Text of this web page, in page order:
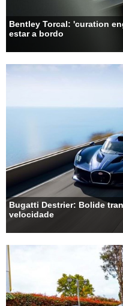
Bentley Torcal: 'curation
estar a bordo
Bugatti Destrier: Bolide
velocidade